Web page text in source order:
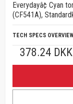
Everydayâ¢ Cyan
(CF541A),
TECH SPECS
378.24 DKK